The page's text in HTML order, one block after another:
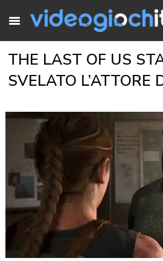
THE LAST OF US
SVELATO L’ATTORE